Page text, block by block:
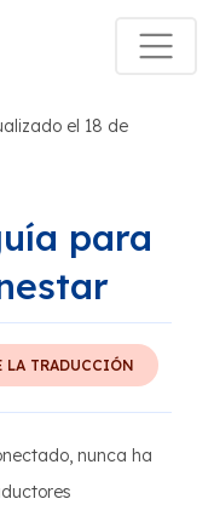
el 18 de
para
LA TRADUCCIÓN
nunca ha